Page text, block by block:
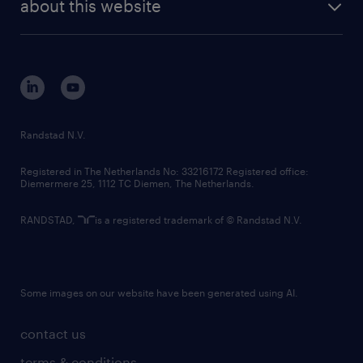
corporate governance
randstad innovation fund
country websites
about this website
contact us
Randstad N.V.
Registered in The Netherlands No: 33216172 Registered office:
Diemermere 25, 1112 TC Diemen, The Netherlands.
RANDSTAD, is a registered trademark of © Randstad N.V.
Some images on our website have been generated using AI.